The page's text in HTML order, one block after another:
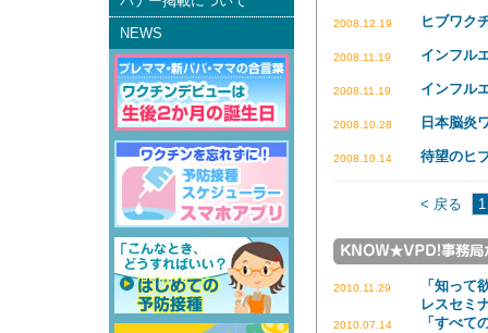
2008.12.19 ヒブワク
2008.11.19 インフル
2008.11.19 インフル
2008.10.28 日本脳炎
2008.10.14 待望のヒ
< 戻る 1
2010.11.29
「知って
レスセミ
2010.07.14 「すべて
NEWS